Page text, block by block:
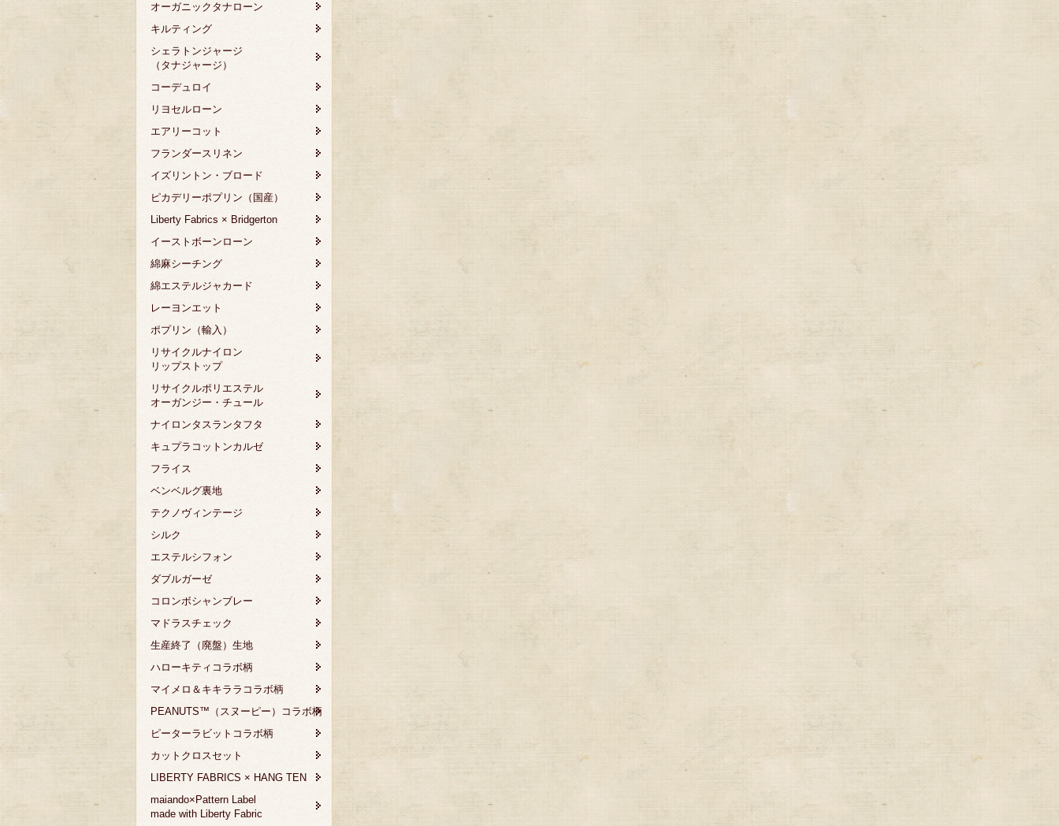
オーガニックタナローン
キルティング
シェラトンジャージ
（タナジャージ）
コーデュロイ
リヨセルローン
エアリーコット
フランダースリネン
イズリントン・ブロード
ピカデリーポプリン（国産）
Liberty Fabrics × Bridgerton
イーストボーンローン
綿麻シーチング
綿エステルジャカード
レーヨンエット
ポプリン（輸入）
リサイクルナイロン
リップストップ
リサイクルポリエステル
オーガンジー・チュール
ナイロンタスランタフタ
キュプラコットンカルゼ
フライス
ベンベルグ裏地
テクノヴィンテージ
シルク
エステルシフォン
ダブルガーゼ
コロンボシャンブレー
マドラスチェック
生産終了（廃盤）生地
ハローキティコラボ柄
マイメロ＆キキララコラボ柄
PEANUTS™（スヌーピー）コラボ柄
ピーターラビットコラボ柄
カットクロスセット
LIBERTY FABRICS × HANG TEN
maiando×Pattern Label
made with Liberty Fabric